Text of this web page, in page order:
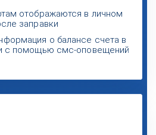
отображаются в личном
заправки
о балансе счета в
с помощью смс-оповещений